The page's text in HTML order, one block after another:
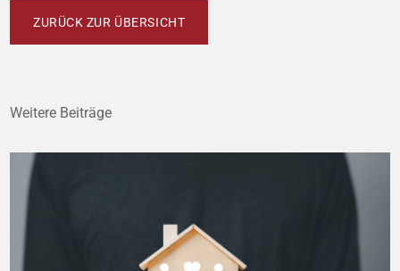
ZURÜCK ZUR ÜBERSICHT
Weitere Beiträge